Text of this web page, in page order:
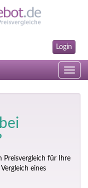
Login
Toggle
Preisvergleich für Ihre
eines